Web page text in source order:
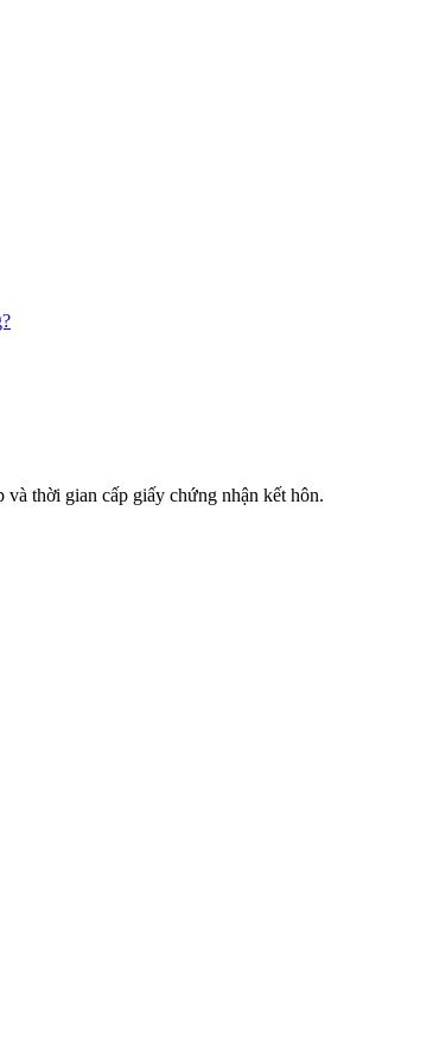
thời gian cấp giấy chứng nhận kết hôn.